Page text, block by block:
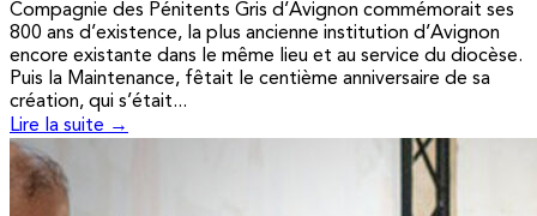
Compagnie des Pénitents Gris d’Avignon commémorait ses
800 ans d’existence, la plus ancienne institution d’Avignon
encore existante dans le même lieu et au service du diocèse.
Puis la Maintenance, fêtait le centième anniversaire de sa
création, qui s’était...
Lire la suite →